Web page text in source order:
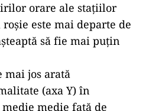
orare ale stațiilor
este mai departe de
să fie mai puțin
mai jos arată
(axa Y) în
medie față de